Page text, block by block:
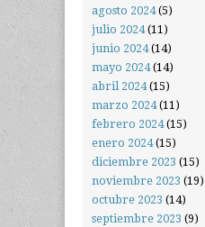
agosto 2024(5)
julio 2024(11)
junio 2024(14)
mayo 2024(14)
abril 2024(15)
marzo 2024(11)
febrero 2024(15)
enero 2024(15)
diciembre 2023 (15)
noviembre 2023 (19)
octubre 2023 (14)
septiembre 2023 (9)